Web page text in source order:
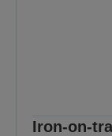
Iron-on-